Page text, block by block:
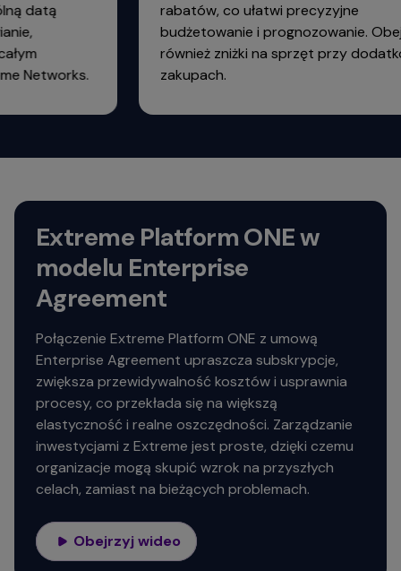
datą
Networks.
rabatów, co ułatwi precyzyjne
budżetowanie i prognozowanie.
również zniżki na sprzęt przy
zakupach.
Extreme Platform ONE w
modelu Enterprise
Agreement
Połączenie Extreme Platform ONE z umową
Enterprise Agreement upraszcza subskrypcje,
zwiększa przewidywalność kosztów i usprawnia
procesy, co przekłada się na większą
elastyczność i realne oszczędności. Zarządzanie
inwestycjami z Extreme jest proste, dzięki czemu
organizacje mogą skupić wzrok na przyszłych
celach, zamiast na bieżących problemach.
Obejrzyj wideo